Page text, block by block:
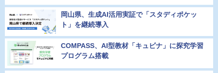
岡山県、生成AI活用実証で「スタディポケッ
ト」を継続導入
COMPASS、AI型教材「キュビナ」に探究学習
プログラム搭載